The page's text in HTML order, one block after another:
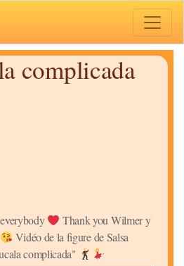
complicada
Thank you Wilmer y
Vidéo de la figure de Salsa
complicada"